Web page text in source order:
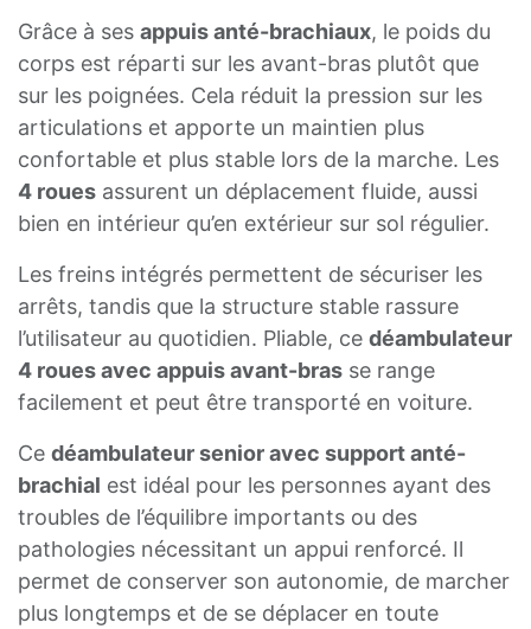
Grâce à ses appuis anté-brachiaux, le poids du
corps est réparti sur les avant-bras plutôt que
sur les poignées. Cela réduit la pression sur les
articulations et apporte un maintien plus
confortable et plus stable lors de la marche. Les
4 roues assurent un déplacement fluide, aussi
bien en intérieur qu’en extérieur sur sol régulier.
Les freins intégrés permettent de sécuriser les
arrêts, tandis que la structure stable rassure
l’utilisateur au quotidien. Pliable, ce déambulateur
4 roues avec appuis avant-bras se range
facilement et peut être transporté en voiture.
Ce déambulateur senior avec support anté-
brachial est idéal pour les personnes ayant des
troubles de l’équilibre importants ou des
pathologies nécessitant un appui renforcé. Il
permet de conserver son autonomie, de marcher
plus longtemps et de se déplacer en toute